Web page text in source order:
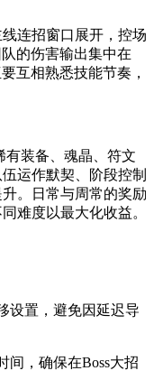
连招窗口展开，控场
的伤害输出集中在
互相熟悉技能节奏，
有装备、魂晶、符文
运作默契、阶段控制
。日常与周常的奖励
难度以最大化收益。
设置，避免因延迟导
间，确保在Boss大招